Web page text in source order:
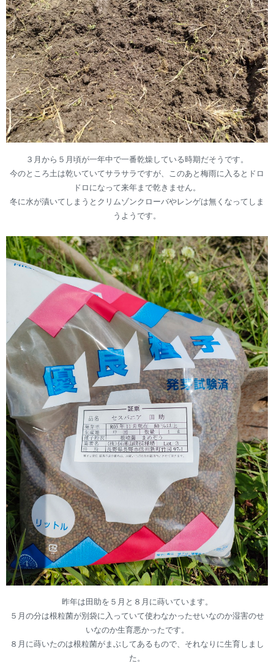
３月から５月頃が一年中で一番乾燥している時期だそうです。
今のところ土は乾いていてサラサラですが、このあと梅雨に入るとドロ
ドロになって来年まで乾きません。
冬に水が漬いてしまうとクリムゾンクローバやレンゲは無くなってしま
うようです。
昨年は田助を５月と８月に蒔いています。
５月の分は根粒菌が別袋に入っていて使わなかったせいなのか湿害のせ
いなのか生育悪かったです。
８月に蒔いたのは根粒菌がまぶしてあるもので、それなりに生育しまし
た。